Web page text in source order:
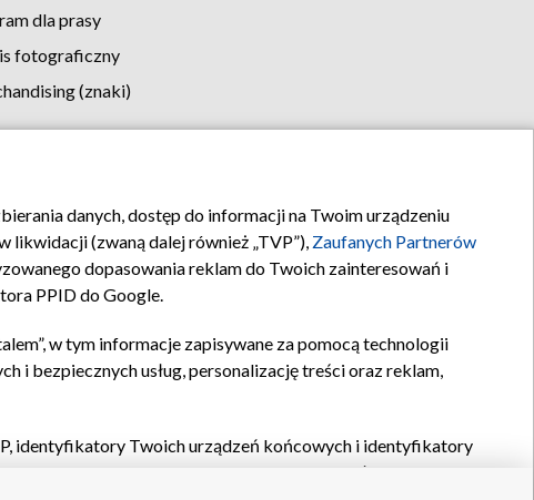
dla prasy
fotograficzny
(znaki)
reklamy Kontakt
danych, dostęp do informacji na Twoim urządzeniu
likwidacji (zwaną dalej również „TVP”), Zaufanych Partnerów
dopasowania reklam do Twoich zainteresowań i
PPID do Google.
w tym informacje zapisywane za pomocą technologii
i bezpiecznych usług, personalizację treści oraz reklam,
identyfikatory Twoich urządzeń końcowych i identyfikatory
oraz pozostałych